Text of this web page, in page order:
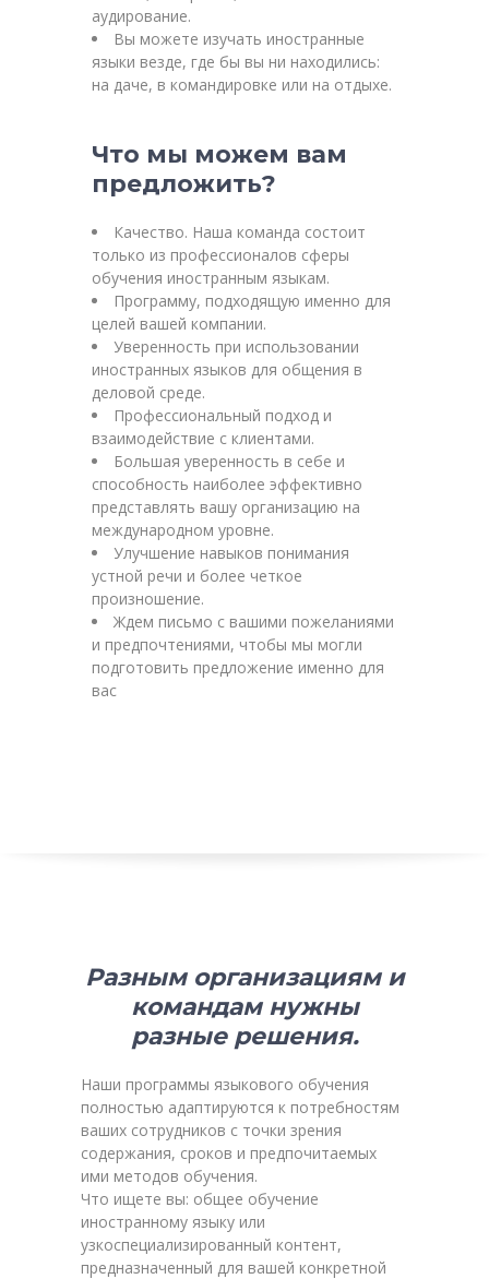
аудирование.
Вы можете изучать иностранные
языки везде, где бы вы ни находились:
на даче, в командировке или на отдыхе.
Что мы можем вам
предложить?
Качество. Наша команда состоит
только из профессионалов сферы
обучения иностранным языкам.
Программу, подходящую именно для
целей вашей компании.
Уверенность при использовании
иностранных языков для общения в
деловой среде.
Профессиональный подход и
взаимодействие с клиентами.
Большая уверенность в себе и
способность наиболее эффективно
представлять вашу организацию на
международном уровне.
Улучшение навыков понимания
устной речи и более четкое
произношение.
Ждем письмо с вашими пожеланиями
и предпочтениями, чтобы мы могли
подготовить предложение именно для
вас
Разным организациям и
командам нужны
разные решения.
Наши программы языкового обучения
полностью адаптируются к потребностям
ваших сотрудников с точки зрения
содержания, сроков и предпочитаемых
ими методов обучения.
Что ищете вы: общее обучение
иностранному языку или
узкоспециализированный контент,
предназначенный для вашей конкретной